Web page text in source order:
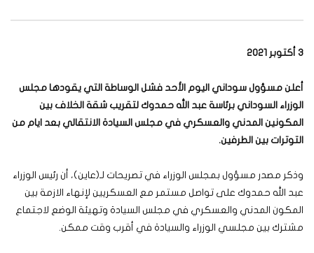
3 أكتوبر 2021
أعلن مسؤول سوداني اليوم الأحد فشل الوساطة التي يقودها مجلس
الوزراء السوداني برئاسة عبد الله حمدوك لتقريب شقة الخلاف بين
المكونين المدني والعسكري في مجلس السيادة الانتقالي بعد ايام من
التوترات بين الطرفين.
وذكر مصدر مسؤول بمجلس الوزراء في تصريحات لـ(عاين)، أن رئيس الوزراء
عبد الله حمدوك على تواصل مستمر مع العسكريين لإنهاء الازمة بين
المكون المدني والعسكري في مجلس السيادة وتهيئة الوضع لاجتماع
مشترك بين مجلسي الوزراء والسيادة في أقرب وقت ممكن.